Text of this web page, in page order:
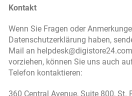
Kontakt
Wenn Sie Fragen oder
Datenschutzerklärung haben,
Mail an
vorziehen, können Sie uns auch
Telefon kontaktieren:
360 Central Avenue, Suite 800, St.